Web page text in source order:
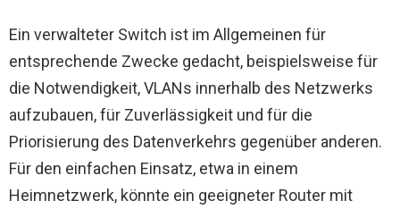
Ein verwalteter Switch ist im Allgemeinen für
entsprechende Zwecke gedacht, beispielsweise für
die Notwendigkeit, VLANs innerhalb des Netzwerks
aufzubauen, für Zuverlässigkeit und für die
Priorisierung des Datenverkehrs gegenüber anderen.
Für den einfachen Einsatz, etwa in einem
Heimnetzwerk, könnte ein geeigneter Router mit